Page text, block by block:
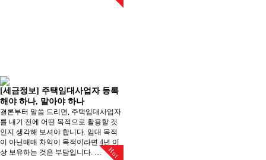
[세금정보] 주택임대사업자 등록
해야 하나, 말아야 하나
결론부터 말씀 드리면, 주택임대사업자
를 내기 전에 어떤 목적으로 활용할 것
인지 생각해 보셔야 합니다. 임대 목적
이 아닌매매 차익이 목적이라면 4년 이
상 보유하는 것은 부담입니다. …
Hot